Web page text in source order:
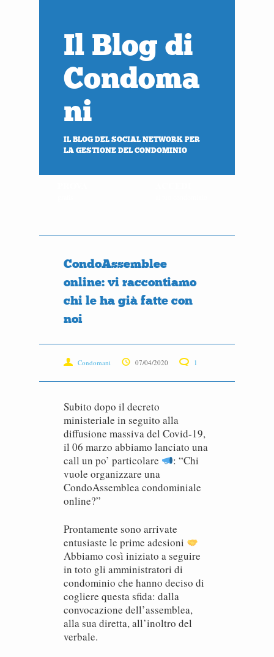
Il Blog di
Condoma
ni
IL BLOG DEL SOCIAL NETWORK PER
LA GESTIONE DEL CONDOMINIO
CondoAssemblee
online: vi raccontiamo
chi le ha già fatte con
noi
Condomani 07/04/2020 1
Subito dopo il decreto
ministeriale in seguito alla
diffusione massiva del Covid-19,
il 06 marzo abbiamo lanciato una
call un po’ particolare
: “Chi
vuole organizzare una
CondoAssemblea condominiale
online?”
Prontamente sono arrivate
entusiaste le prime adesioni
Abbiamo così iniziato a seguire
in toto gli amministratori di
condominio che hanno deciso di
cogliere questa sfida: dalla
convocazione dell’assemblea,
alla sua diretta, all’inoltro del
verbale.